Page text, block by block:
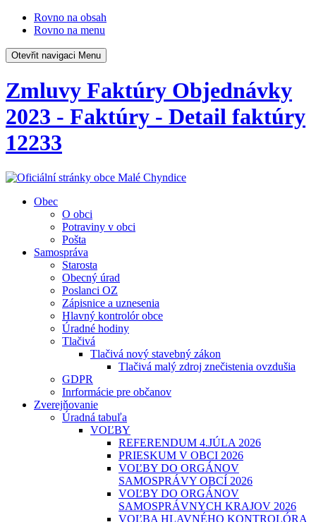
Rovno na obsah
Rovno na menu
Otevřit navigaci Menu
Zmluvy Faktúry Objednávky
2023 - Faktúry - Detail faktúry
12233
Obec
O obci
Potraviny v obci
Pošta
Samospráva
Starosta
Obecný úrad
Poslanci OZ
Zápisnice a uznesenia
Hlavný kontrolór obce
Úradné hodiny
Tlačivá
Tlačivá nový stavebný zákon
Tlačivá malý zdroj znečistenia ovzdušia
GDPR
Inrformácie pre občanov
Zverejňovanie
Úradná tabuľa
VOĽBY
REFERENDUM 4.JÚLA 2026
PRIESKUM V OBCI 2026
VOĽBY DO ORGÁNOV
SAMOSPRÁVY OBCÍ 2026
VOĽBY DO ORGÁNOV
SAMOSPRÁVNYCH KRAJOV 2026
VOĽBA HLAVNÉHO KONTROLÓRA